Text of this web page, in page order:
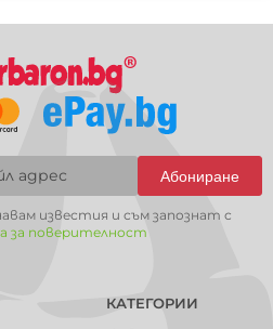
Абониране
известия и съм запознат с
за поверителност
КАТЕГОРИИ